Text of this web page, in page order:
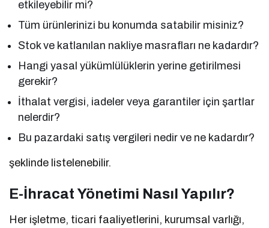
etkileyebilir mi?
Tüm ürünlerinizi bu konumda satabilir misiniz?
Stok ve katlanılan nakliye masrafları ne kadardır?
Hangi yasal yükümlülüklerin yerine getirilmesi
gerekir?
İthalat vergisi, iadeler veya garantiler için şartlar
nelerdir?
Bu pazardaki satış vergileri nedir ve ne kadardır?
şeklinde listelenebilir.
E-İhracat Yönetimi Nasıl Yapılır?
Her işletme, ticari faaliyetlerini, kurumsal varlığı,